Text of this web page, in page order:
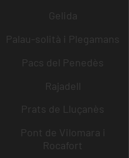
Gelida
Palau-solità i Plegamans
Pacs del Penedès
Rajadell
Prats de Lluçanès
Pont de Vilomara i
Rocafort